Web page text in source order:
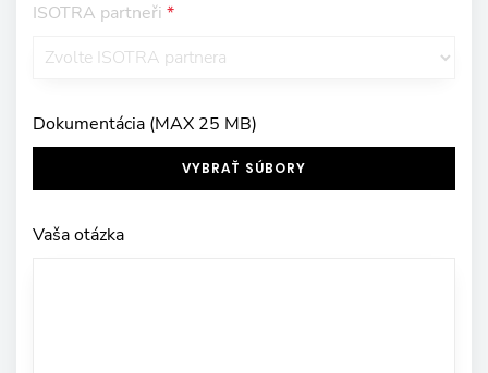
ISOTRA partneři *
Dokumentácia (MAX 25 MB)
VYBRAŤ SÚBORY
Vaša otázka